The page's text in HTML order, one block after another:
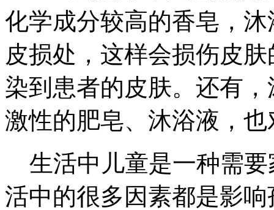
化学成分较高的香皂，
皮损处，这样会损伤皮
染到患者的皮肤。还有
激性的肥皂、沐浴液，
生活中儿童是一种需要
活中的很多因素都是影